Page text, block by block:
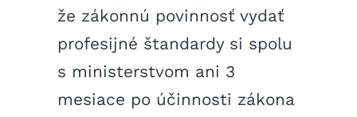
že zákonnú povinnosť vydať
profesijné štandardy si spolu
s ministerstvom ani 3
mesiace po účinnosti zákona